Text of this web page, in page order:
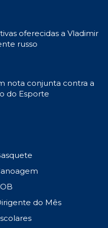
oferecidas a Vladimir
russo
nota conjunta contra a
do Esporte
do Mês